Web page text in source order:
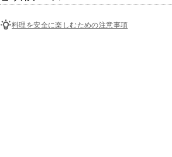
料理を安全に楽しむための注意事項